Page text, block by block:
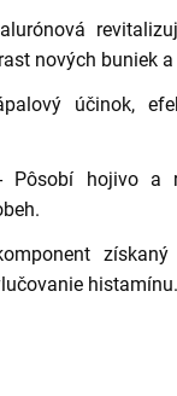
nových buniek
účinok,
Pôsobí hojivo a
histamínu.